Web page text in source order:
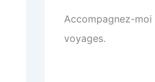
Accompagnez-moi
voyages.